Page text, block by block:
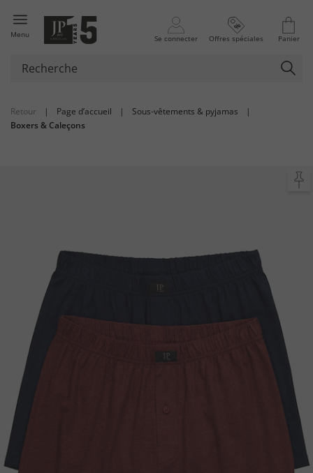
Menu Se connecter Offres spéciales Panier
Retour | Page d’accueil | Sous-vêtements & pyjamas
|
Boxers & Caleçons